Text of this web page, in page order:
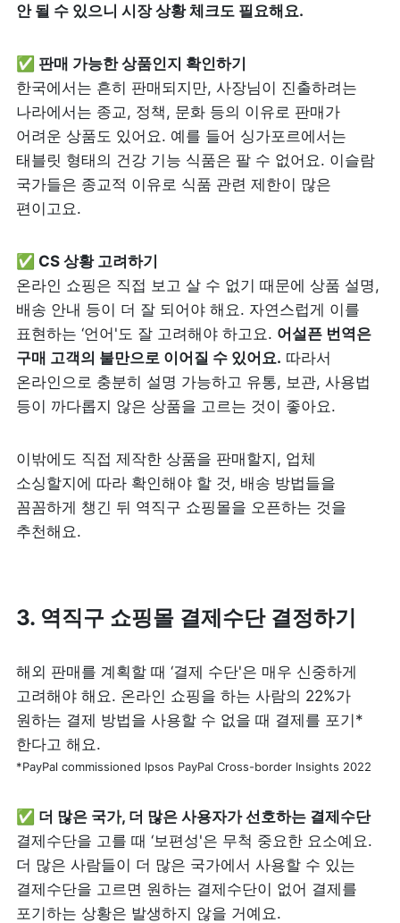
안 될 수 있으니 시장 상황 체크도 필요해요.
한국에서는 흔히 판매되지만, 사장님이 진출하려는
나라에서는 종교, 정책, 문화 등의 이유로 판매가
어려운 상품도 있어요. 예를 들어 싱가포르에서는
태블릿 형태의 건강 기능 식품은 팔 수 없어요. 이슬람
국가들은 종교적 이유로 식품 관련 제한이 많은
편이고요.
온라인 쇼핑은 직접 보고 살 수 없기 때문에 상품 설명,
배송 안내 등이 더 잘 되어야 해요. 자연스럽게 이를
표현하는 ‘언어'도 잘 고려해야 하고요. 어설픈 번역은
구매 고객의 불만으로 이어질 수 있어요. 따라서
온라인으로 충분히 설명 가능하고 유통, 보관, 사용법
등이 까다롭지 않은 상품을 고르는 것이 좋아요.
이밖에도 직접 제작한 상품을 판매할지, 업체
소싱할지에 따라 확인해야 할 것, 배송 방법들을
꼼꼼하게 챙긴 뒤 역직구 쇼핑몰을 오픈하는 것을
추천해요.
3. 역직구 쇼핑몰 결제수단 결정하기
해외 판매를 계획할 때 ‘결제 수단'은 매우 신중하게
고려해야 해요. 온라인 쇼핑을 하는 사람의 22%가
원하는 결제 방법을 사용할 수 없을 때 결제를 포기*
*PayPal commissioned lpsos PayPal Cross-border Insights 2022
✅ 더 많은 국가, 더 많은 사용자가 선호하는 결제수단
결제수단을 고를 때 ‘보편성'은 무척 중요한 요소예요.
더 많은 사람들이 더 많은 국가에서 사용할 수 있는
결제수단을 고르면 원하는 결제수단이 없어 결제를
포기하는 상황은 발생하지 않을 거예요.